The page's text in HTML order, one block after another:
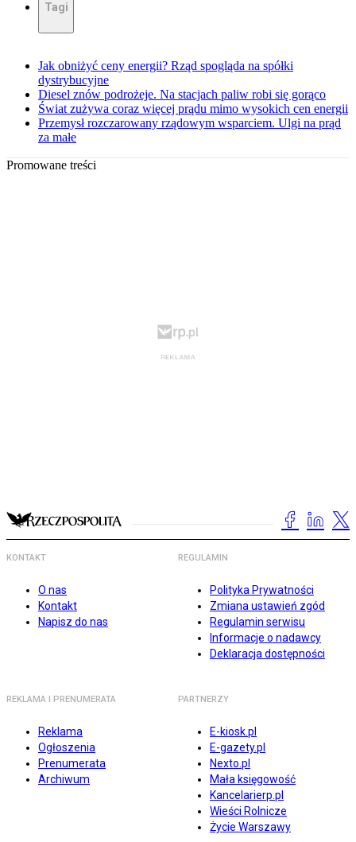
Tagi
Jak obniżyć ceny energii? Rząd spogląda na spółki
dystrybucyjne
Diesel znów podrożeje. Na stacjach paliw robi się gorąco
Świat zużywa coraz więcej prądu mimo wysokich cen energii
Przemysł rozczarowany rządowym wsparciem. Ulgi na prąd
za małe
Promowane treści
KONTAKT
O nas
Kontakt
Napisz do nas
REGULAMIN
Polityka Prywatności
Zmiana ustawień zgód
Regulamin serwisu
Informacje o nadawcy
Deklaracja dostępności
REKLAMA I PRENUMERATA
Reklama
Ogłoszenia
Prenumerata
Archiwum
PARTNERZY
E-kiosk.pl
E-gazety.pl
Nexto.pl
Mała księgowość
Kancelarierp.pl
Wieści Rolnicze
Życie Warszawy